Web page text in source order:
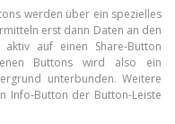
werden über ein spezielles
erst dann Daten an den
auf einen Share-Button
Buttons wird also ein
unterbunden. Weitere
Info-Button der Button-Leiste